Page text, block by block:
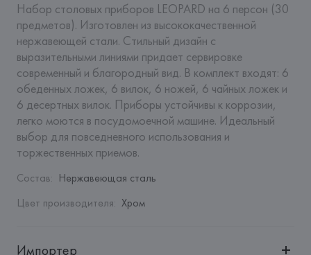
Набор столовых приборов LEOPARD на 6 персон (30
предметов). Изготовлен из высококачественной
нержавеющей стали. Стильный дизайн с
выразительными линиями придает сервировке
современный и благородный вид. В комплект входят: 6
обеденных ложек, 6 вилок, 6 ножей, 6 чайных ложек и
6 десертных вилок. Приборы устойчивы к коррозии,
легко моются в посудомоечной машине. Идеальный
выбор для повседневного использования и
торжественных приемов.
Состав: Нержавеющая сталь
Цвет производителя: Хром
Импортер